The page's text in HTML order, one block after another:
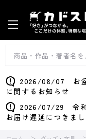
2026/08/07 お盆
に関するお知らせ
2026/07/29 令和
お届け遅延につきま